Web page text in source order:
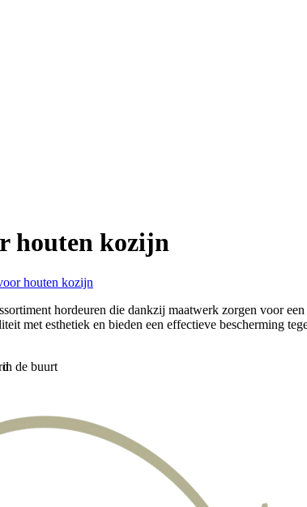
houten kozijn
houten kozijn
hordeuren die dankzij maatwerk zorgen voor
met esthetiek en bieden een effectieve bescherming
in de buurt